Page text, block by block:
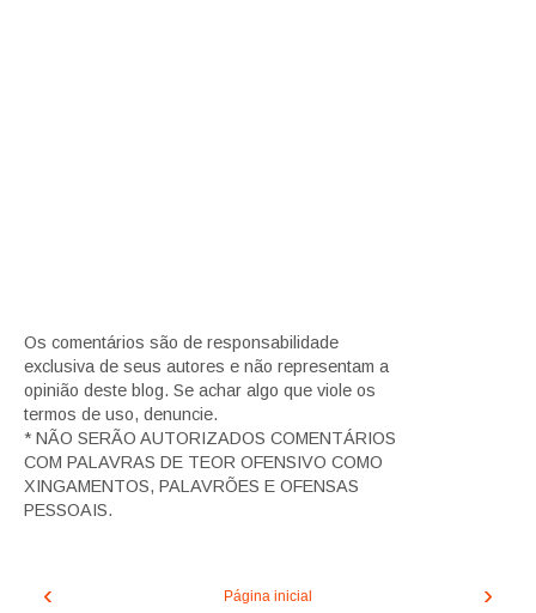
Os comentários são de responsabilidade
exclusiva de seus autores e não representam a
opinião deste blog. Se achar algo que viole os
termos de uso, denuncie.
* NÃO SERÃO AUTORIZADOS COMENTÁRIOS
COM PALAVRAS DE TEOR OFENSIVO COMO
XINGAMENTOS, PALAVRÕES E OFENSAS
PESSOAIS.
‹ ›
Página inicial